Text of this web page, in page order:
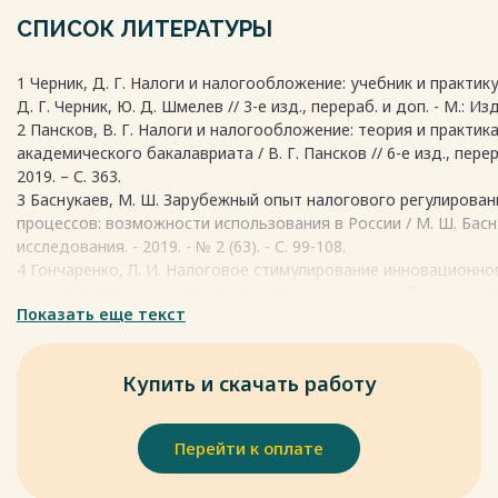
Прибыль организаций выступает в качестве цели
работ, оказания услуг) над затратами (затраты на
товаров, работ, услуг) в денежном выражении.
Выделяется ряд характеристик прибыли экономического
представленных на рисунке 1 [1].
Весь текст будет доступенпосле покупки
СПИСОК ЛИТЕРАТУРЫ
1 Черник, Д. Г. Налоги и налогообложение: учебник и
Д. Г. Черник, Ю. Д. Шмелев // 3-е изд., перераб. и доп. - М.:
2 Пансков, В. Г. Налоги и налогообложение: теория и
академического бакалавриата / В. Г. Пансков // 6-е изд.,
2019. – С. 363.
3 Баснукаев, М. Ш. Зарубежный опыт налогового
процессов: возможности использования в России / М. Ш.
исследования. - 2019. - № 2 (63). - С. 99-108.
4 Гончаренко, Л. И. Налоговое стимулирование
Вишневская // Экономика. Налоги. Право. - 2019. - № 4. - С.
5 Самохвалова, К. В. Возможности применения в
В. Самохвалова // Налоги и налогообложение. – 2021. – № 3. –
6 Балтина, А. М. Налоги и налогообложение [Электронный
38.03.01 Экономика, специальности 38.05.01
науки и высш. образования Рос. Федерации, Федер. гос.
образования «Оренбург. гос. ун-т». - Электрон. дан. -
Показать еще текст
Купить и скачать работу
Перейти к оплате